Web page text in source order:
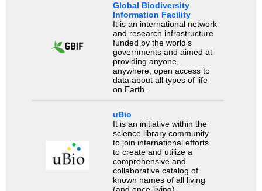
Global Biodiversity
Information Facility
It is an international network
and research infrastructure
funded by the world’s
governments and aimed at
providing anyone,
anywhere, open access to
data about all types of life
on Earth.
uBio
It is an initiative within the
science library community
to join international efforts
to create and utilize a
comprehensive and
collaborative catalog of
known names of all living
(and once-living)